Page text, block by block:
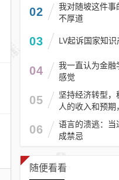
02
我对随坡这件事
不厚道
03 LV起诉国家知
04
我一直认为金融
感觉
05
坚持经济转型
人的收入和预
06
语言的溃逃：当
成禁忌
随便看看